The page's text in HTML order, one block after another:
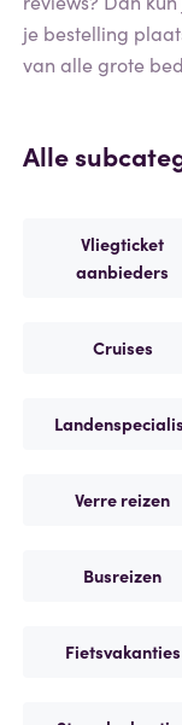
je bestelling
van alle grote
Alle
Vliegticket
aanbieders
Cruises
Verre reizen
Busreizen
Fietsvakanties